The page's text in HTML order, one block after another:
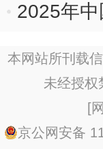
2025年
本网站所刊载
未经授权
[
京公网安备